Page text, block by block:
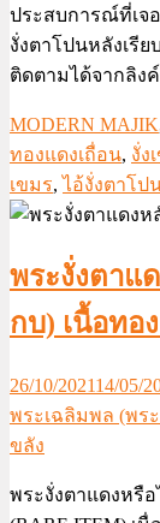
ประสบการณ์ที่เจ
งั่งตาโปนหลังเรี
ติดตามได้จากลิง
MODERN MAJIK
ทองแดงเถื่อน, งั่ง
เขมร,ไอ้งั่งตาโป
พระงั่งตาแ
กบ) เนื้อทอ
26/10/202114/05/
พระเฉลิมพล (พร
ขลัง
พระงั่งตาแดงหรื